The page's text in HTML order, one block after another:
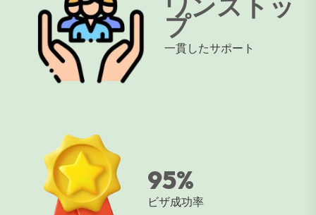
プ
一貫したサポート
95%
ビザ成功率